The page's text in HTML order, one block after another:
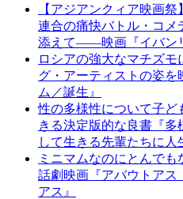
【アジアンクィア映画
連合の痛快バトル・コ
添えて――映画『イバン
ロシアの強大なマチズ
グ・アーティストの姿
ム／誕生』
性の多様性について子ど
きる決定版的な良書『
して生きる先輩たちに人
ミニマムなのにとんで
話劇映画『アバウトアス
アス』